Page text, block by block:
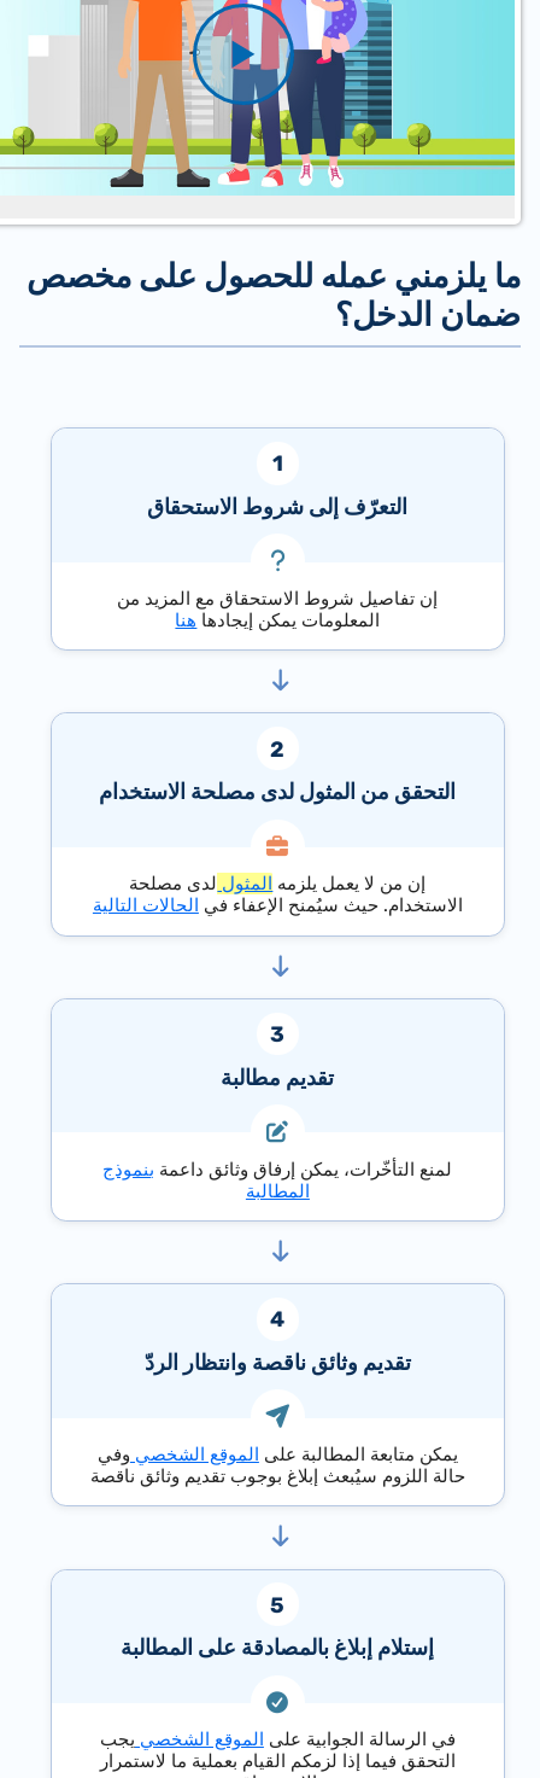
يلزمني عمله للحصول على مخصص
الدخل؟
التعرّف إلى شروط الاستحقاق
إن تفاصيل شروط الاستحقاق مع المزيد من
المعلومات يمكن إيجادهاهنا
التحقق من المثول لدى مصلحة الاستخدام
إن من لا يعمل يلزمهالمثوللدى مصلحة
الاستخدام. حيث سيُمنح الإعفاء في الحالات التالية
تقديم مطالبة
لمنع التأخّرات، يمكن إرفاق وثائق داعمةبنموذج
المطالبة
تقديم وثائق ناقصة وانتظار الردّ
يمكن متابعة المطالبة علىالموقع الشخصيوفي
حالة اللزوم سيُبعث إبلاغ بوجوب تقديم وثائق ناقصة
إستلام إبلاغ بالمصادقة على المطالبة
في الرسالة الجوابية علىالموقع الشخصييجب
التحقق فيما إذا لزمكم القيام بعملية ما لاستمرار